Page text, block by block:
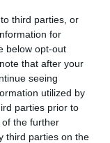
third parties, or
for
below opt-out
that after your
seeing
utilized by
parties prior to
the further
third parties on the
ως 5/1/2013.
Google Newsκαι